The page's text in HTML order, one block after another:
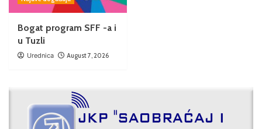
Bogat program SFF -a i
u Tuzli
Urednica August 7, 2026